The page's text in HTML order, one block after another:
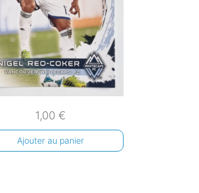
1,00 €
Ajouter au panier